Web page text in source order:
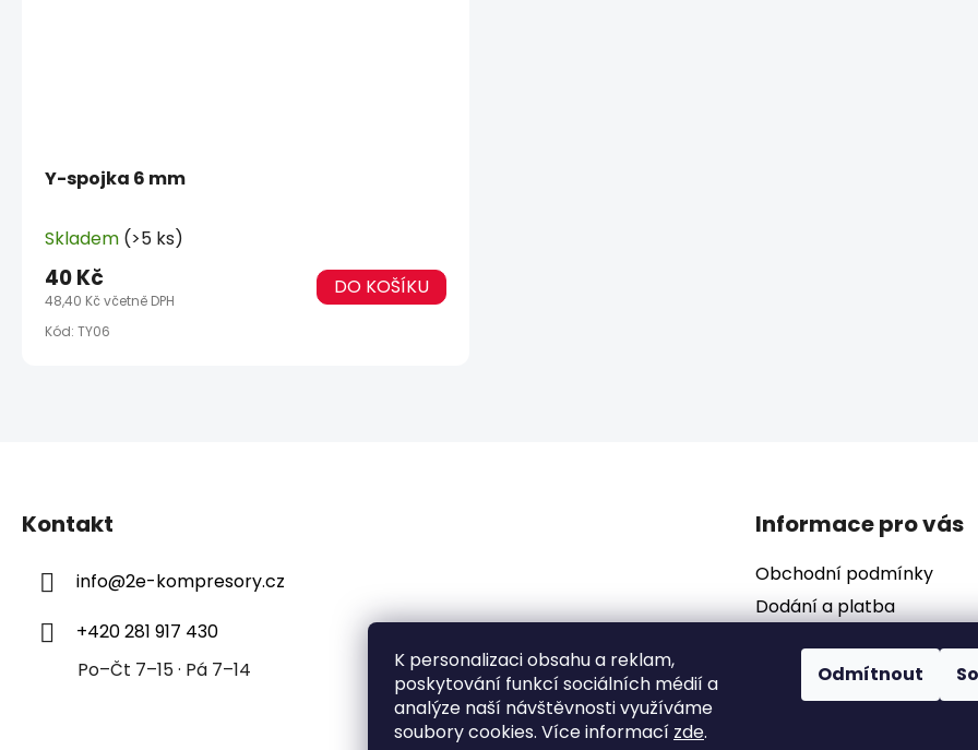
K personalizaci obsahu a reklam,
poskytování funkcí sociálních médií a
analýze naší návštěvnosti využíváme
soubory cookies. Více informací zde.
Odmítnout
Y-spojka 6 mm
Skladem (>5 ks)
48,40 Kč včetně DPH
40 Kč DO KOŠÍKU
Kód: TY06
Kontakt
info@2e-kompresory.cz
+420 281 917 430
Po–Čt 7–15 · Pá 7–14
Informace pro vás
Obchodní podmínky
Dodání a platba